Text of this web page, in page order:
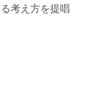
考え方を提唱